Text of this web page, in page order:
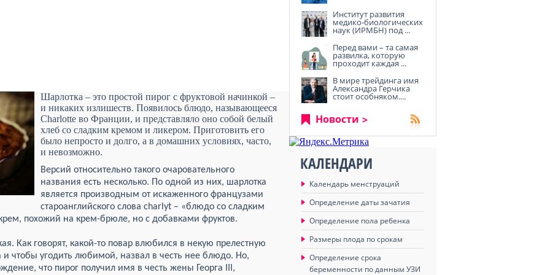
Шарлотка – это простой пирог с фруктовой начинкой –
и никаких излишеств. Появилось блюдо, называющееся
Charlotte во Франции, и представляло оно собой белый
хлеб со сладким кремом и ликером. Приготовить его
было непросто и долго, а в домашних условиях, часто,
и невозможно.
Версий относительно такого очаровательного
названия есть несколько. По одной из них, шарлотка
является производным от искаженного французами
староанглийского слова charlyt – «блюдо со сладким
похожий на крем-брюле, но с добавками фруктов.
Как говорят, какой-то повар влюбился в некую прелестную
и чтобы угодить любимой, назвал в честь нее блюдо. Но,
что пирог получил имя в честь жены Георга III,
Институт развития
медико-биологических
наук (ИРМБН) под ...
Перед вами – та самая
развилка, которую
проходит каждая ...
В мире трейдинга имя
Александра Герчика
стоит особняком....
Новости
КАЛЕНДАРИ
Календарь менструаций
Определение даты зачатия
Определение пола ребенка
Размеры плода по срокам
Определение срока
беременности по данным УЗИ